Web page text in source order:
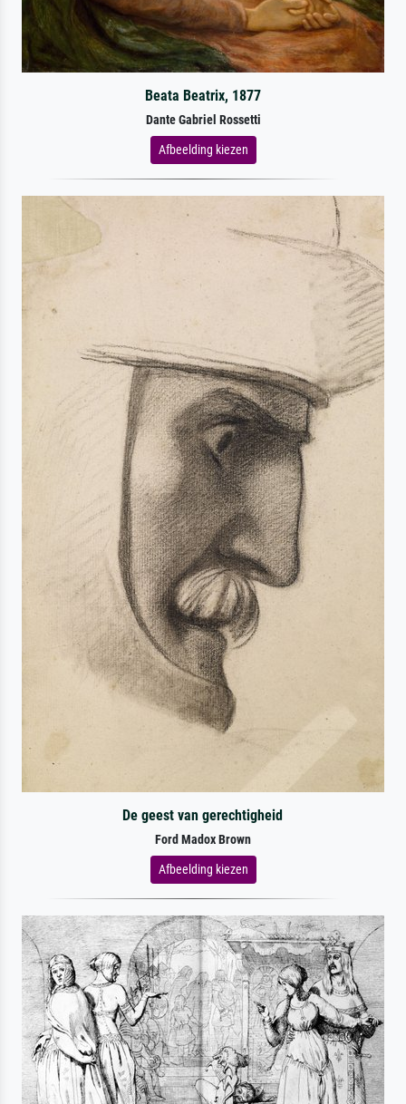
Beata Beatrix, 1877
Dante Gabriel Rossetti
Afbeelding kiezen
De geest van gerechtigheid
Ford Madox Brown
Afbeelding kiezen